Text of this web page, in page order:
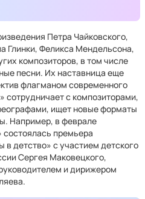
Петра Чайковского,
Глинки, Феликса Мендельсона,
композиторов, в том числе
песни. Их наставница еще
флагманом современного
сотрудничает с композиторами,
ищет новые форматы
Например, в феврале
состоялась премьера
в детство» с участием детского
Сергея Маковецкого,
и дирижером